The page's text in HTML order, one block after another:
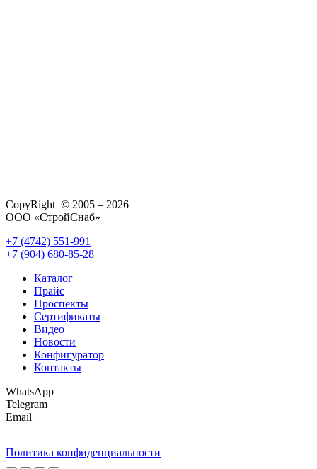
CopyRight © 2005 – 2026
ООО «СтройСнаб»
+7 (4742) 551-991
+7 (904) 680-85-28
Каталог
Прайс
Проспекты
Сертификаты
Видео
Новости
Конфигуратор
Контакты
WhatsApp
Telegram
Email
Политика конфиденциальности